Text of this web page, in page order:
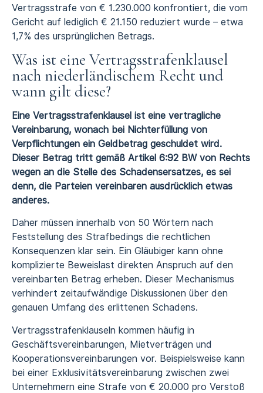
Vertragsstrafe von € 1.230.000 konfrontiert, die vom
Gericht auf lediglich € 21.150 reduziert wurde – etwa
1,7% des ursprünglichen Betrags.
Was ist eine Vertragsstrafenklausel
nach niederländischem Recht und
wann gilt diese?
Eine Vertragsstrafenklausel ist eine vertragliche
Vereinbarung, wonach bei Nichterfüllung von
Verpflichtungen ein Geldbetrag geschuldet wird.
Dieser Betrag tritt gemäß Artikel 6:92 BW von Rechts
wegen an die Stelle des Schadensersatzes, es sei
denn, die Parteien vereinbaren ausdrücklich etwas
anderes.
Daher müssen innerhalb von 50 Wörtern nach
Feststellung des Strafbedings die rechtlichen
Konsequenzen klar sein. Ein Gläubiger kann ohne
komplizierte Beweislast direkten Anspruch auf den
vereinbarten Betrag erheben. Dieser Mechanismus
verhindert zeitaufwändige Diskussionen über den
genauen Umfang des erlittenen Schadens.
Vertragsstrafenklauseln kommen häufig in
Geschäftsvereinbarungen, Mietverträgen und
Kooperationsvereinbarungen vor. Beispielsweise kann
bei einer Exklusivitätsvereinbarung zwischen zwei
Unternehmern eine Strafe von € 20.000 pro Verstoß